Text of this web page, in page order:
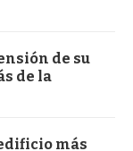
de su
de la
más